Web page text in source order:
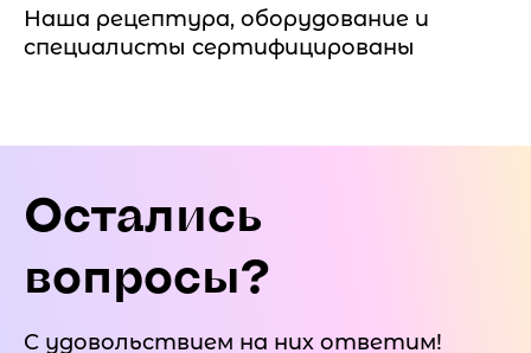
Наша рецептура, оборудование и
специалисты сертифицированы
Остались
вопросы?
С удовольствием на них ответим!